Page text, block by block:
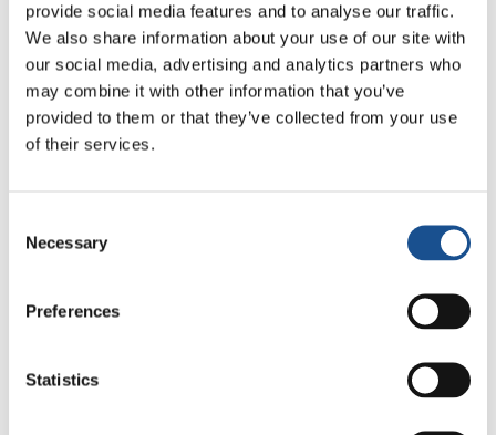
provide social media features and to analyse our traffic.
We also share information about your use of our site with
our social media, advertising and analytics partners who
may combine it with other information that you’ve
provided to them or that they’ve collected from your use
of their services.
Selection
Necessary
Preferences
Statistics
La protagonista del terzo video di
#PlanetPledge è Lilly Satidtanasarn, 14 anni,
attivista ambientale e climatica tailandese. Lili
è diventata attivista all’età di 8 anni,…